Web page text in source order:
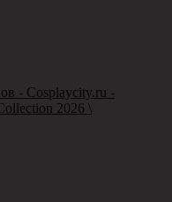
- Cosplaycity.ru -
2026 \